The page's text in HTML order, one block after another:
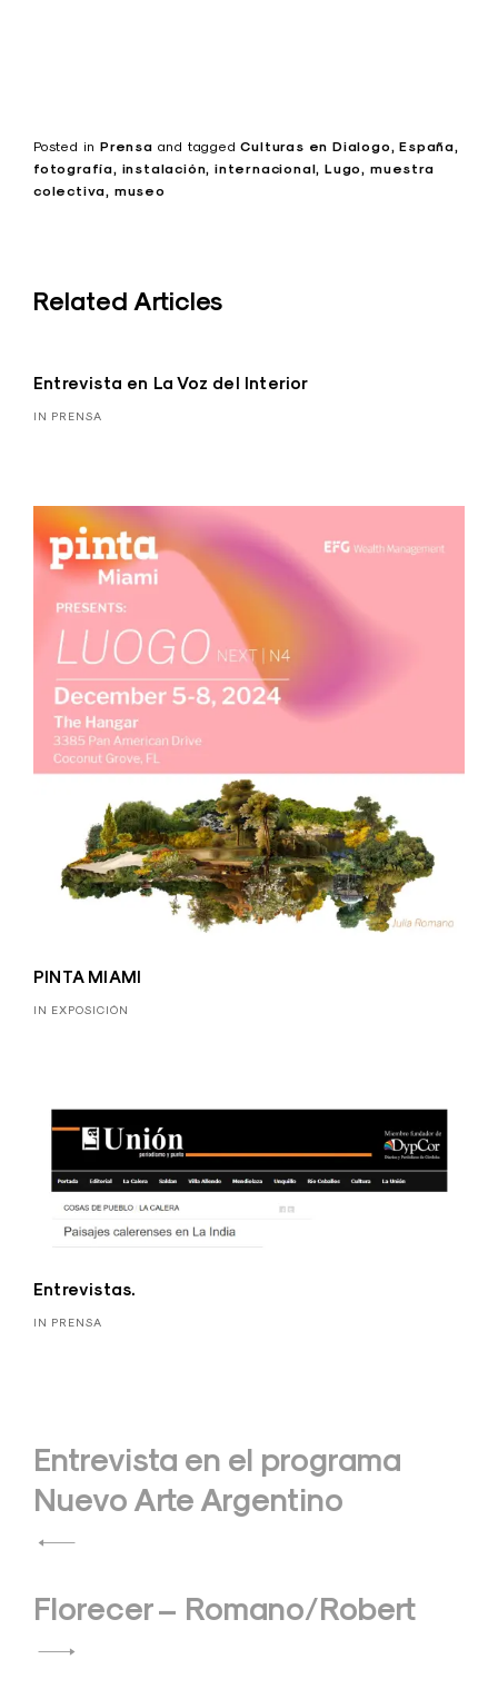
Posted in Prensa and taggedCulturas en Dialogo España
fotografía instalación internacional Lugo muestra
colectiva museo
Related Articles
Entrevista en La Voz del Interior
IN PRENSA
PINTA MIAMI
IN EXPOSICIÓN
Entrevistas.
IN PRENSA
Navegación
de
entradas
Entrevista en el programa
Nuevo Arte Argentino
Florecer – Romano/Robert